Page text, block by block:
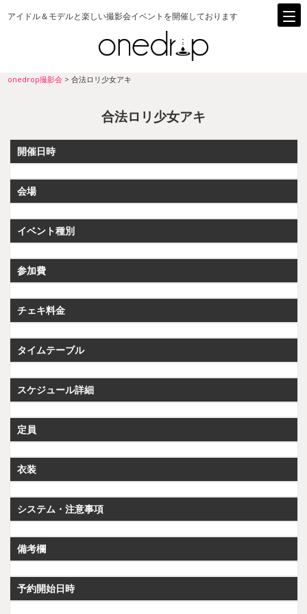
アイドル＆モデルと楽しい撮影会イベントを開催しております
onedrop撮影会 >合法ロリ少女アキ
合法ロリ少女アキ
開催日時
会場
イベント種別
参加費
チェキ料金
タイムテーブル
スケジュール詳細
定員
衣装
システム・注意事項
備考欄
予約開始日時